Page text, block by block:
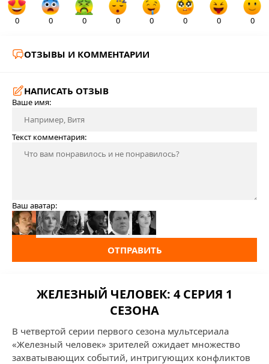
0 0 0 0 0 0 0 0
ОТЗЫВЫ И КОММЕНТАРИИ
НАПИСАТЬ ОТЗЫВ
Ваше имя:
Текст комментария:
Ваш аватар:
ОТПРАВИТЬ
ЖЕЛЕЗНЫЙ ЧЕЛОВЕК: 4 СЕРИЯ 1
СЕЗОНА
В четвертой серии первого сезона мультсериала
«Железный человек» зрителей ожидает множество
захватывающих событий, интригующих конфликтов